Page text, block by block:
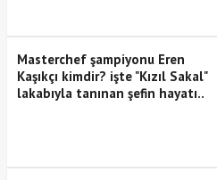
Masterchef şampiyonu Eren
Kaşıkçı kimdir? işte "Kızıl Sakal"
lakabıyla tanınan şefin hayatı..